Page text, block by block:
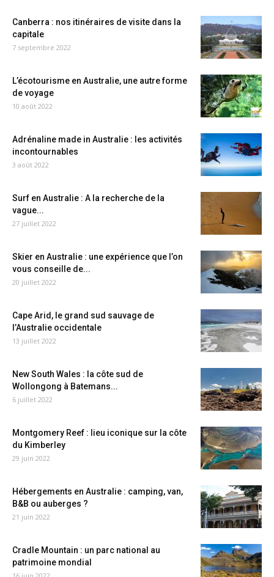
Canberra : nos itinéraires de visite dans la
capitale
7 septembre 2022
L’écotourisme en Australie, une autre forme
de voyage
10 août 2022
Adrénaline made in Australie : les activités
incontournables
3 août 2022
Surf en Australie : A la recherche de la
vague...
27 juillet 2022
Skier en Australie : une expérience que l’on
vous conseille de...
20 juillet 2022
Cape Arid, le grand sud sauvage de
l’Australie occidentale
13 juillet 2022
New South Wales : la côte sud de
Wollongong à Batemans...
6 juillet 2022
Montgomery Reef : lieu iconique sur la côte
du Kimberley
29 juin 2022
Hébergements en Australie : camping, van,
B&B ou auberges ?
21 juin 2022
Cradle Mountain : un parc national au
patrimoine mondial
16 juin 2022